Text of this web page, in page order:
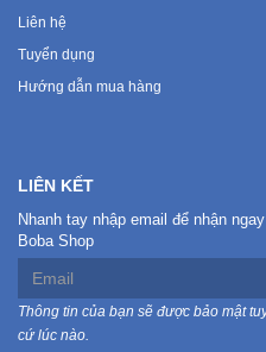
Liên hệ
Tuyển dụng
Hướng dẫn mua hàng
LIÊN KẾT
Nhanh tay nhập email để nhận
Boba Shop
Thông tin của bạn sẽ được bảo mật
cứ lúc nào.